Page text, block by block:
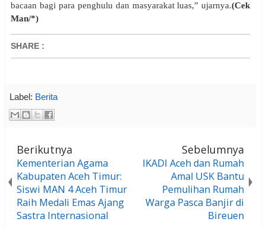
bacaan bagi para penghulu dan masyarakat luas,” ujarnya.(Cek
Man/*)
SHARE :
Label: Berita
Berikutnya
Kementerian Agama
Kabupaten Aceh Timur:
Siswi MAN 4 Aceh Timur
Raih Medali Emas Ajang
Sastra Internasional
Sebelumnya
IKADI Aceh dan Rumah
Amal USK Bantu
Pemulihan Rumah
Warga Pasca Banjir di
Bireuen